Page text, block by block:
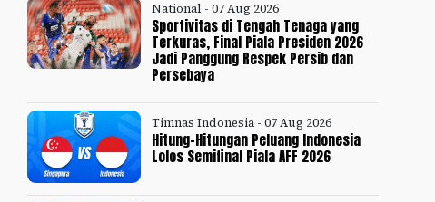
National - 07 Aug 2026
Sportivitas di Tengah Tenaga yang
Terkuras, Final Piala Presiden 2026
Jadi Panggung Respek Persib dan
Persebaya
Timnas Indonesia - 07 Aug 2026
Hitung-Hitungan Peluang Indonesia
Lolos Semifinal Piala AFF 2026